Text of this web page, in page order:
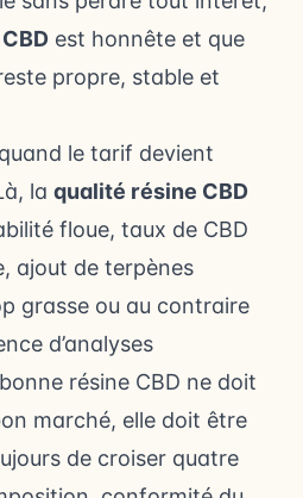
CBD est honnête et que
propre, stable et
le tarif devient
la qualité résine CBD
floue, taux de CBD
ajout de terpènes
grasse ou au contraire
d’analyses
résine CBD ne doit
marché, elle doit être
de croiser quatre